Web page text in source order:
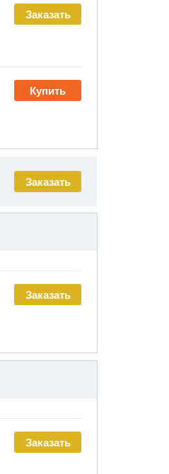
Заказать
Купить
Заказать
Заказать
Заказать